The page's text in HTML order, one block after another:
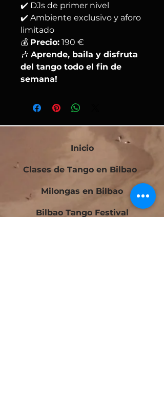
✔️ DJs de primer nivel
✔️ Ambiente exclusivo y aforo
limitado
💰 Precio: 190 €
🎶 Aprende, baila y disfruta
del tango todo el fin de
semana!
Inicio
Clases de Tango en Bilbao
Milongas en Bilbao
Bilbao Tango Festival